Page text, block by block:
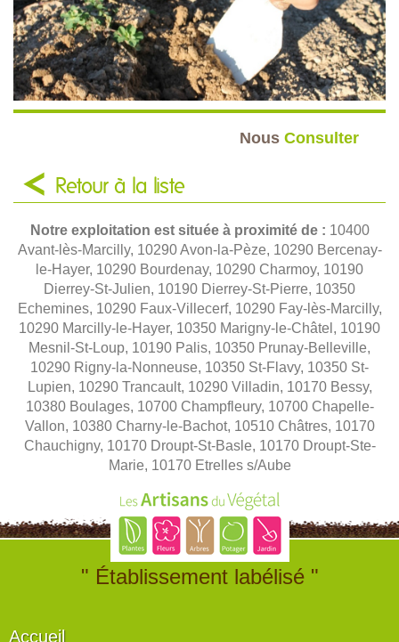
Nous Consulter
Retour à la liste
Notre exploitation est située à proximité de : 10400
Avant-lès-Marcilly, 10290 Avon-la-Pèze, 10290 Bercenay-
le-Hayer, 10290 Bourdenay, 10290 Charmoy, 10190
Dierrey-St-Julien, 10190 Dierrey-St-Pierre, 10350
Echemines, 10290 Faux-Villecerf, 10290 Fay-lès-Marcilly,
10290 Marcilly-le-Hayer, 10350 Marigny-le-Châtel, 10190
Mesnil-St-Loup, 10190 Palis, 10350 Prunay-Belleville,
10290 Rigny-la-Nonneuse, 10350 St-Flavy, 10350 St-
Lupien, 10290 Trancault, 10290 Villadin, 10170 Bessy,
10380 Boulages, 10700 Champfleury, 10700 Chapelle-
Vallon, 10380 Charny-le-Bachot, 10510 Châtres, 10170
Chauchigny, 10170 Droupt-St-Basle, 10170 Droupt-Ste-
Marie, 10170 Etrelles s/Aube
" Établissement labélisé "
Accueil